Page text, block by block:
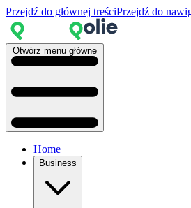
Przejdź do głównej treściPrzejdź do
Otwórz menu główne
Home
Business